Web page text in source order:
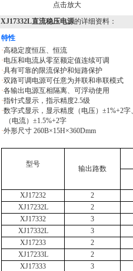
点击放大
XJ17332L直流稳压电源的详细资料：
特性
·高稳定度恒压、恒流
·电压和电流从零至额定值连续可调
·具有可靠的限流保护和短路保护
·双路可调电源可任意为并联和串联模式
·各输出电源互相隔离、可浮动使用
·指针式显示，指示精度2.5级
·数字式显示，显示精度（电压）±1%+2字
（电流）±1.5%+2字
·外形尺寸 260B×15H×360Dmm
型号
输出路数
XJ17232
2
XJ17232L
2
XJ17332
3
XJ17332L
3
XJ17233
2
XJ17233L
2
XJ17333
3